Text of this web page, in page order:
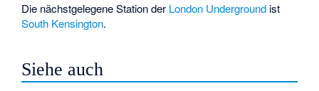
Die nächstgelegene Station der London Underground ist
South Kensington.
Siehe auch